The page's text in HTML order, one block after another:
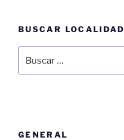
BUSCAR LOCALIDAD
por:
GENERAL